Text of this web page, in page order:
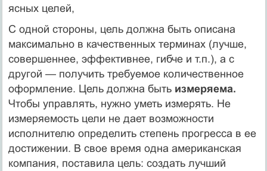
ясных целей,
С одной стороны, цель должна быть описана
максимально в ка­чественных терминах (лучше,
совершеннее, эффективнее, гибче и т.п.), а с
другой — получить требуемое количественное
оформле­ние. Цель должна быть измеряема.
Чтобы управлять, нужно уметь измерять. Не
измеряемость цели не дает возможности
исполнителю определить степень прогресса в ее
достижении. В свое время одна американская
компания, поставила цель: создать лучший